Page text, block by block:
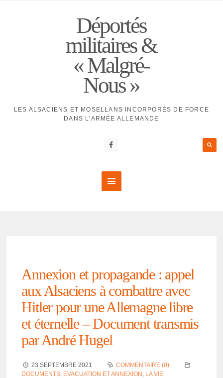
Déportés
militaires &
« Malgré-
Nous »
LES ALSACIENS ET MOSELLANS INCORPORÉS DE FORCE
DANS L'ARMÉE ALLEMANDE
Annexion et propa­gande : appel
aux Alsa­ciens à combattre avec
Hitler pour une Alle­magne libre
et éter­nelle – Docu­ment trans­mis
par André Hugel
23 SEPTEMBRE 2021
COMMENTAIRE (0)
DOCUMENTS, EVACUATION ET ANNEXION , LA VIE